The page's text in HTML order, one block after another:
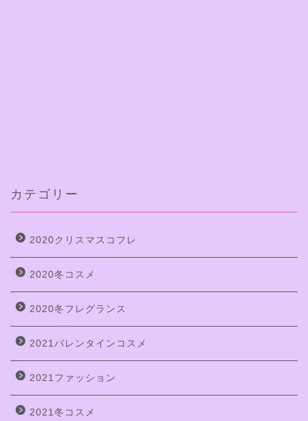
カテゴリー
2020クリスマスコフレ
2020冬コスメ
2020冬フレグランス
2021バレンタインコスメ
2021ファッション
2021冬コスメ